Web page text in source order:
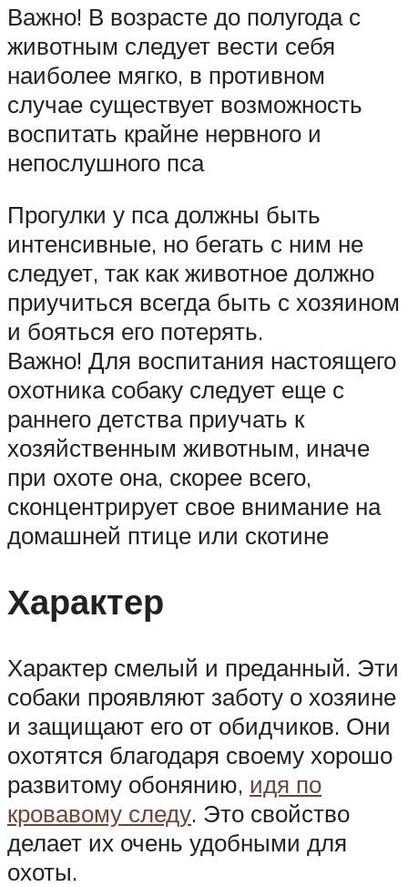
Важно! В возрасте до полугода с
животным следует вести себя
наиболее мягко, в противном
случае существует возможность
воспитать крайне нервного и
непослушного пса
Прогулки у пса должны быть
интенсивные, но бегать с ним не
следует, так как животное должно
приучиться всегда быть с хозяином
и бояться его потерять.
Важно! Для воспитания настоящего
охотника собаку следует еще с
раннего детства приучать к
хозяйственным животным, иначе
при охоте она, скорее всего,
сконцентрирует свое внимание на
домашней птице или скотине
Характер
Характер смелый и преданный. Эти
собаки проявляют заботу о хозяине
и защищают его от обидчиков. Они
охотятся благодаря своему хорошо
развитому обонянию, идя по
кровавому следу. Это свойство
делает их очень удобными для
охоты.